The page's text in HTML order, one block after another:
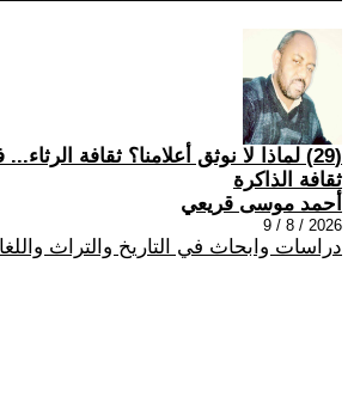
(29) لماذا لا نوثق أعلامنا؟ ثقافة
ثقافة الذاكرة
أحمد موسى قريعي
2026 / 8 / 9
دراسات وابحاث في التاريخ والتراث